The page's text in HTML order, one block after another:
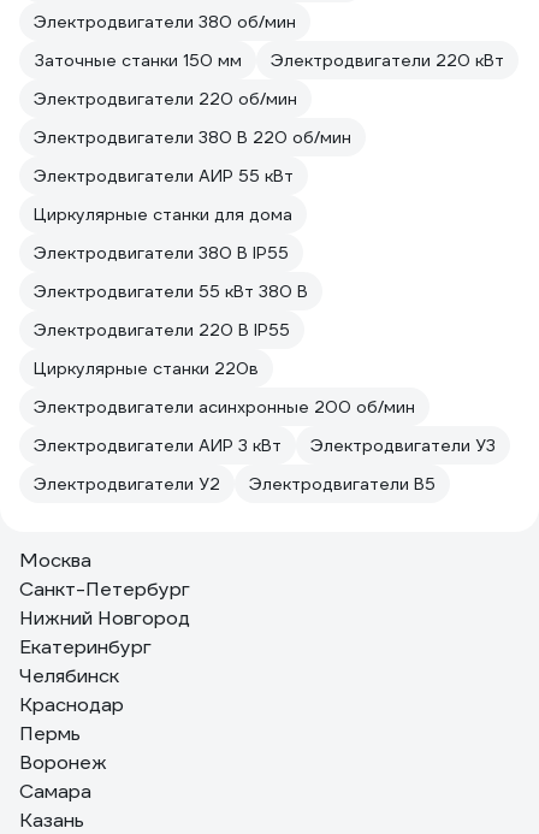
Электродвигатели 380 об/мин
Заточные станки 150 мм
Электродвигатели 220 кВт
Электродвигатели 220 об/мин
Электродвигатели 380 В 220 об/мин
Электродвигатели АИР 55 кВт
Циркулярные станки для дома
Электродвигатели 380 В IP55
Электродвигатели 55 кВт 380 В
Электродвигатели 220 В IP55
Циркулярные станки 220в
Электродвигатели асинхронные 200 об/мин
Электродвигатели АИР 3 кВт
Электродвигатели У3
Электродвигатели У2
Электродвигатели В5
Москва
Санкт-Петербург
Нижний Новгород
Екатеринбург
Челябинск
Краснодар
Пермь
Воронеж
Самара
Казань